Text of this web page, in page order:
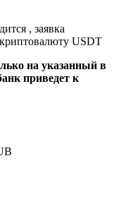
, заявка
криптовалюту USDT
на указанный в
приведет к